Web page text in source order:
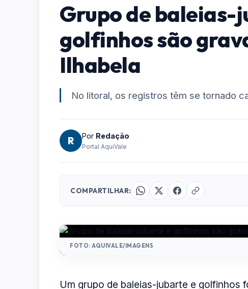
Grupo de baleias-
golfinhos são
Ilhabela
No litoral, os registros têm se tornado
R Por Redação
Portal AquiVale
COMPARTILHAR:
FOTO: AQUIVALE/IMAGENS
Um grupo de baleias-jubarte e golfinhos